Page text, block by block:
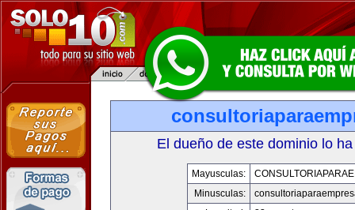
El dueño de este dominio lo
Mayusculas:
Minusculas: